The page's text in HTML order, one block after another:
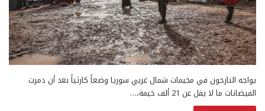
يواجه النازحون في مخيمات شمال غربي سوريا وضعاً كارثياً بعد أن دمرت
الفيضانات ما لا يقل عن 21 ألف خيمة،…